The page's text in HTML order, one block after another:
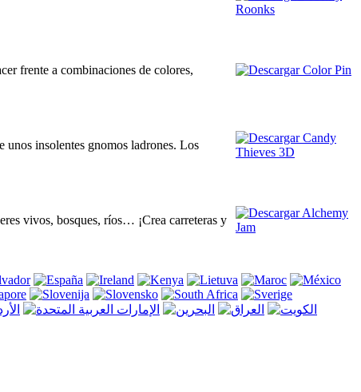
frente a combinaciones de colores,
unos insolentes gnomos ladrones. Los
vivos, bosques, ríos… ¡Crea carreteras y